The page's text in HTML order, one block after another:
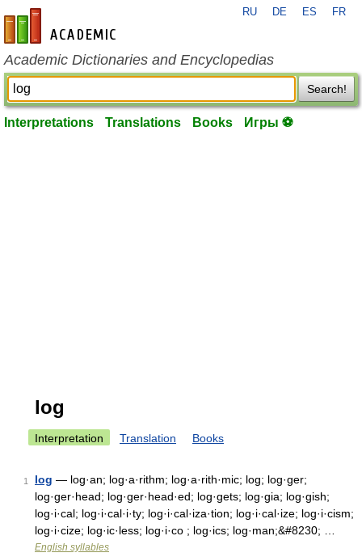
en-academic.com
RU DE ES FR
Academic Dictionaries and Encyclopedias
Search!
Interpretations Translations Books Игры ⚽
log
Interpretation Translation Books
1 log — log·an; log·a·rithm; log·a·rith·mic; log; log·ger;
log·ger·head; log·ger·head·ed; log·gets; log·gia; log·gish;
log·i·cal; log·i·cal·i·ty; log·i·cal·iza·tion; log·i·cal·ize; log·i·cism;
log·i·cize; log·ic·less; log·i·co ; log·ics; log·man;&#8230; …
English syllables